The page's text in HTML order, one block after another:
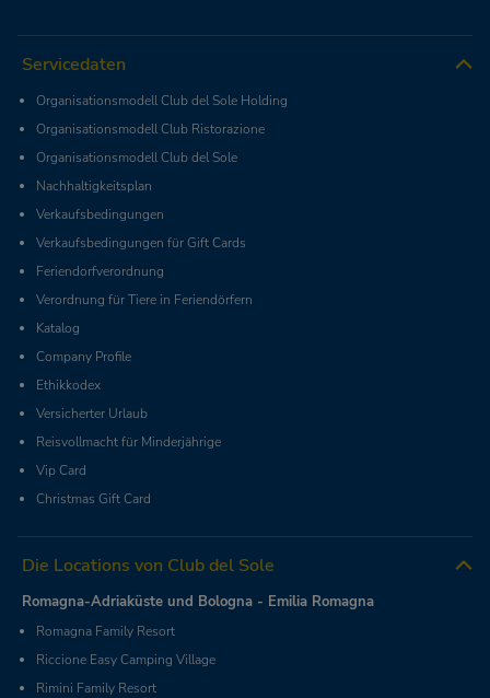
Servicedaten
Organisationsmodell Club del Sole Holding
Organisationsmodell Club Ristorazione
Organisationsmodell Club del Sole
Nachhaltigkeitsplan
Verkaufsbedingungen
Verkaufsbedingungen für Gift Cards
Feriendorfverordnung
Verordnung für Tiere in Feriendörfern
Katalog
Company Profile
Ethikkodex
Versicherter Urlaub
Reisvollmacht für Minderjährige
Vip Card
Christmas Gift Card
Die Locations von Club del Sole
Romagna-Adriaküste und Bologna - Emilia Romagna
Romagna Family Resort
Riccione Easy Camping Village
Rimini Family Resort